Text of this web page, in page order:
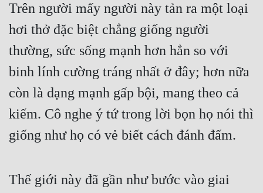
Trên người mấy người này tản ra một loại
hơi thở đặc biệt chẳng giống người
thường, sức sống mạnh hơn hẳn so với
binh lính cường tráng nhất ở đây; hơn nữa
còn là dạng mạnh gấp bội, mang theo cả
kiếm. Cô nghe ý tứ trong lời bọn họ nói thì
giống như họ có vẻ biết cách đánh đấm.
Thế giới này đã gần như bước vào giai